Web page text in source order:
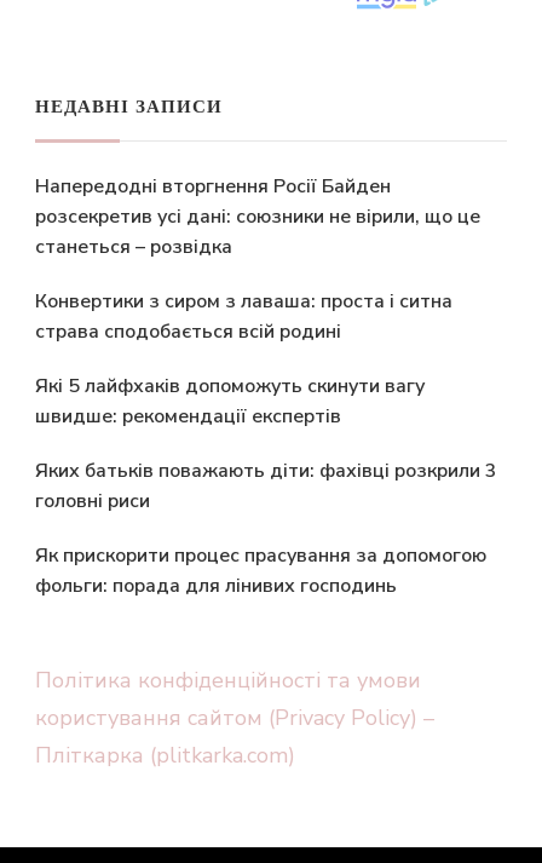
НЕДАВНІ ЗАПИСИ
Напередодні вторгнення Росії Байден
розсекретив усі дані: союзники не вірили, що це
станеться – розвідка
Конвертики з сиром з лаваша: проста і ситна
страва сподобається всій родині
Які 5 лайфхаків допоможуть скинути вагу
швидше: рекомендації експертів
Яких батьків поважають діти: фахівці розкрили 3
головні риси
Як прискорити процес прасування за допомогою
фольги: порада для лінивих господинь
Політика конфіденційності та умови
користування сайтом (Privacy Policy) –
Пліткарка (plitkarka.com)